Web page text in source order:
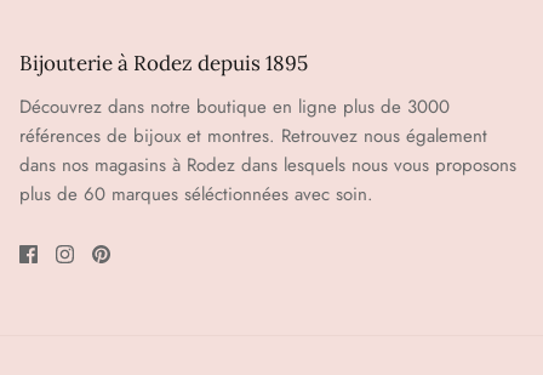
Bijouterie à Rodez depuis 1895
Découvrez dans notre boutique en ligne plus de 3000
références de bijoux et montres. Retrouvez nous également
dans nos magasins à Rodez dans lesquels nous vous proposons
plus de 60 marques séléctionnées avec soin.